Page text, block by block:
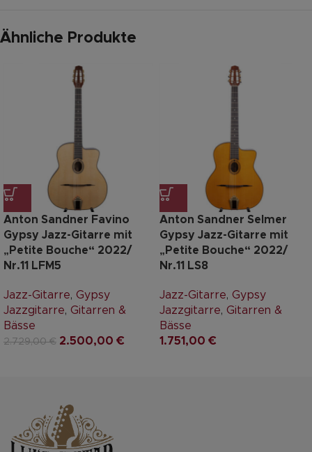
Ähnliche Produkte
Anton Sandner Favino
Gypsy Jazz-Gitarre mit
„Petite Bouche“ 2022/
Nr.11 LFM5
Jazz-Gitarre, Gypsy
Jazzgitarre, Gitarren &
Bässe
2.729,00€ 2.500,00 €
Anton Sandner Selmer
Gypsy Jazz-Gitarre mit
„Petite Bouche“ 2022/
Nr.11 LS8
Jazz-Gitarre, Gypsy
Jazzgitarre, Gitarren &
Bässe
1.751,00 €